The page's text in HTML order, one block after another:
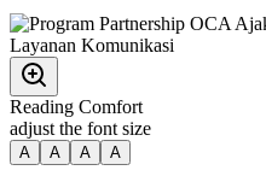
Reading Comfort
adjust the font size
A A A A